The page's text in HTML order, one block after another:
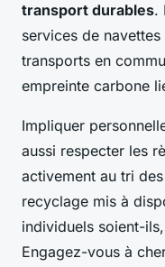
transport durables.
services de
transports en
empreinte carbone
Impliquer
aussi respecter les
activement au tri
recyclage mis à
individuels soient-
Engagez-vous à